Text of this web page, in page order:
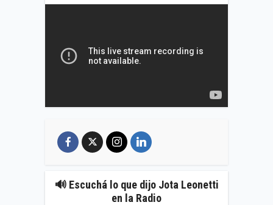
🔊 Escuchá lo que dijo Jota Leonetti
en la Radio